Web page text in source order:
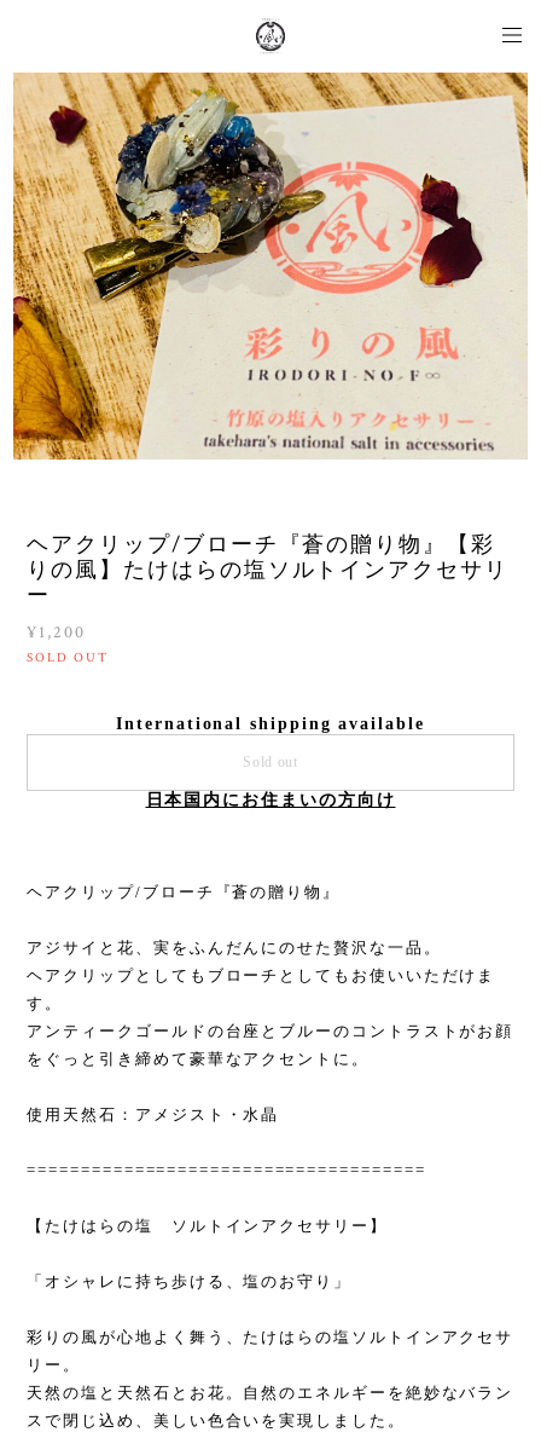
ヘアクリップ/ブローチ『蒼の贈り物』【彩
りの風】たけはらの塩ソルトインアクセサリ
ー
¥1,200
SOLD OUT
International shipping available
Sold out
日本国内にお住まいの方向け
ヘアクリップ/ブローチ『蒼の贈り物』
アジサイと花、実をふんだんにのせた贅沢な一品。
ヘアクリップとしてもブローチとしてもお使いいただけま
す。
アンティークゴールドの台座とブルーのコントラストがお顔
をぐっと引き締めて豪華なアクセントに。
使用天然石：アメジスト・水晶
=====================================
【たけはらの塩 ソルトインアクセサリー】
「オシャレに持ち歩ける、塩のお守り」
彩りの風が心地よく舞う、たけはらの塩ソルトインアクセサ
リー。
天然の塩と天然石とお花。自然のエネルギーを絶妙なバラン
スで閉じ込め、美しい色合いを実現しました。